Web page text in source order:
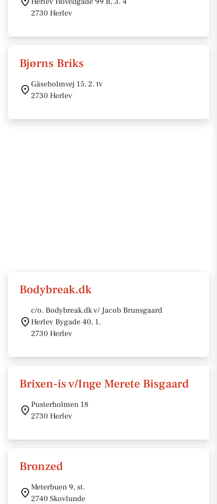
2730 Herlev
Bjørns Briks
Gåseholmvej 15, 2. tv
2730 Herlev
Bodybreak.dk
c/o. Bodybreak.dk v/ Jacob Brunsgaard
Herlev Bygade 40, 1.
2730 Herlev
Brixen-is v/Inge Merete Bisgaard
Pusterholmen 18
2730 Herlev
Bronzed
Meterbuen 9, st.
2740 Skovlunde